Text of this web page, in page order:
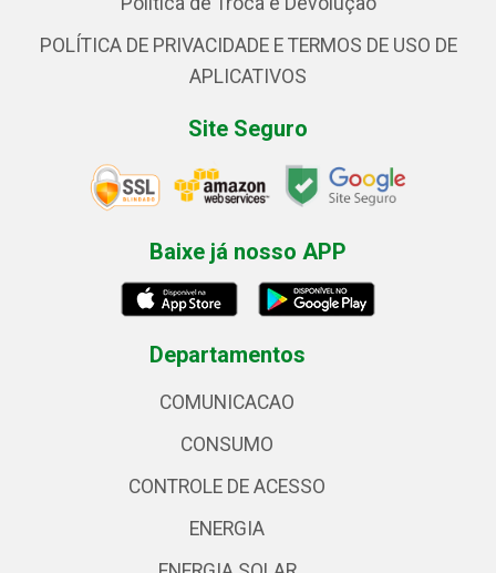
POLÍTICA DE PRIVACIDADE E TERMOS DE USO DE
APLICATIVOS
Site Seguro
Baixe já nosso APP
Departamentos
COMUNICACAO
CONSUMO
CONTROLE DE ACESSO
ENERGIA